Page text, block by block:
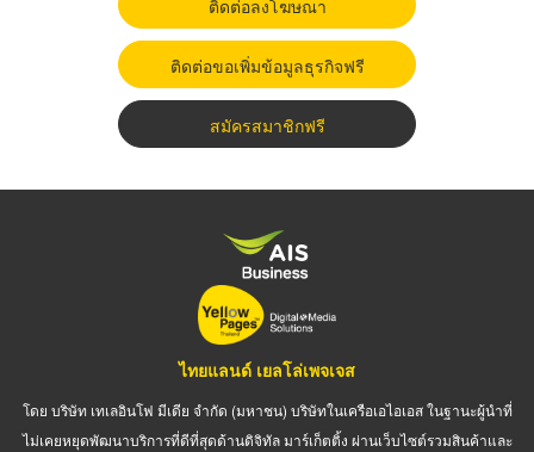
ติดต่อลงโฆษณา
ติดต่อขอเพิ่มข้อมูลธุรกิจฟรี
สมัครสมาชิกฟรี
ไทยแลนด์ เยลโล่เพจเจส
โดย บริษัท เทเลอินโฟ มีเดีย จำกัด (มหาชน) บริษัทในเครือเอไอเอส ในฐานะผู้นำที่
ไม่เคยหยุดพัฒนาบริการที่ดีที่สุดด้านดิจิทัล มาร์เก็ตติ้ง ผ่านเว็บไซต์รวมสินค้าและ